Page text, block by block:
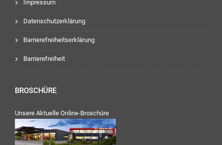
Impressum
Datenschutzerklärung
Barrierefreiheitserklärung
Barrierefreiheit
BROSCHÜRE
Unsere Aktuelle Online-Broschüre